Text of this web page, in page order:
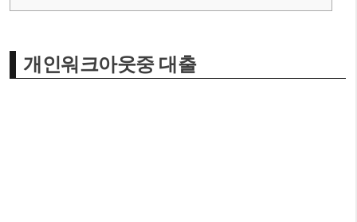
개인워크아웃중 대출